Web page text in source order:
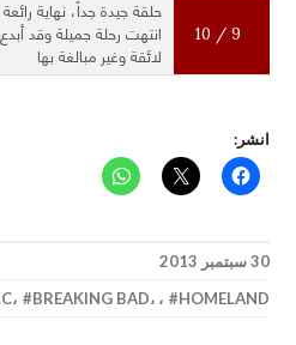
9 / 10
حلقة جيدة جداً، نهاية
انتهت رحلة جميلة وقد
لائقة وغير مبالغة بها
انشر:
30 سبتمبر 2013
، BREAKING BAD، ، HOMELAND